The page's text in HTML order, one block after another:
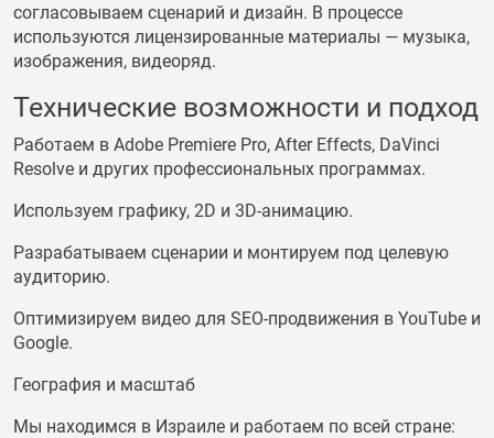
согласовываем сценарий и дизайн. В процессе
используются лицензированные материалы — музыка,
изображения, видеоряд.
Технические возможности и подход
Работаем в Adobe Premiere Pro, After Effects, DaVinci
Resolve и других профессиональных программах.
Используем графику, 2D и 3D-анимацию.
Разрабатываем сценарии и монтируем под целевую
аудиторию.
Оптимизируем видео для SEO-продвижения в YouTube и
Google.
География и масштаб
Мы находимся в Израиле и работаем по всей стране: